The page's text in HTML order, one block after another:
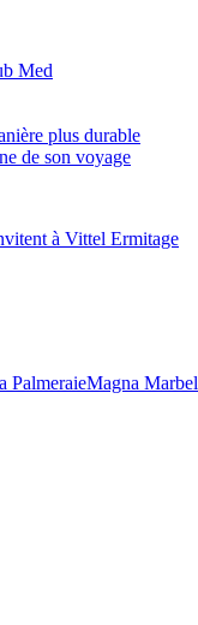
Med
plus durable
de son voyage
à Vittel Ermitage
PalmeraieMagna